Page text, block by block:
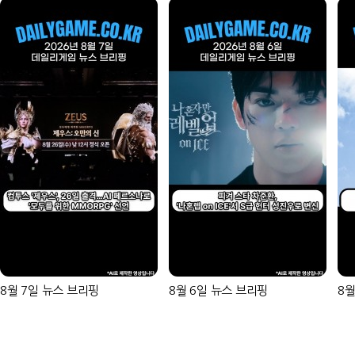
8월 7일 뉴스 브리핑 8월 6일 뉴스 브리핑 8